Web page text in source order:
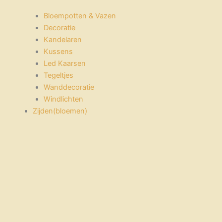
Bloempotten & Vazen
Decoratie
Kandelaren
Kussens
Led Kaarsen
Tegeltjes
Wanddecoratie
Windlichten
Zijden(bloemen)